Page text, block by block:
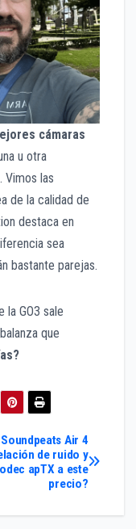
cámaras
u otra
Vimos las
de la calidad de
destaca en
sea
bastante parejas.
la GO3 sale
que
Soundpeats Air 4
de ruido y
apTX a este
precio?